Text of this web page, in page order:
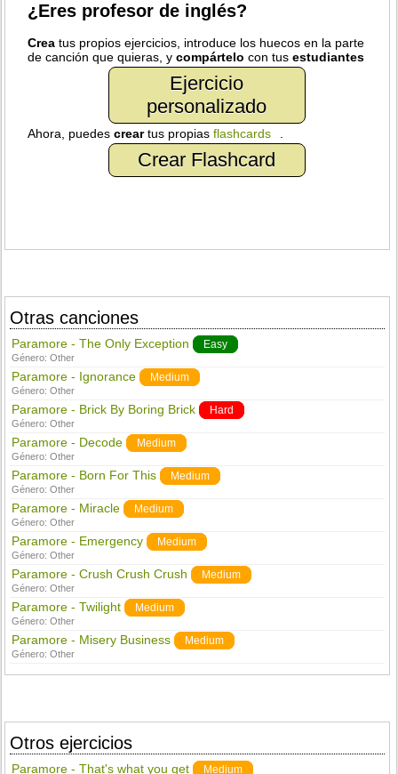
¿Eres profesor de inglés?
Crea tus propios ejercicios, introduce los huecos en la parte
de canción que quieras, ycompártelo con tusestudiantes
Ejercicio
personalizado
Ahora, puedescreartus propiasflashcards
Crear Flashcard
Otras canciones
Paramore - The Only Exception Easy
Género:Other
Paramore - Ignorance Medium
Género:Other
Paramore - Brick By Boring Brick Hard
Género:Other
Paramore - Decode Medium
Género:Other
Paramore - Born For This Medium
Género:Other
Paramore - Miracle Medium
Género:Other
Paramore - Emergency Medium
Género:Other
Paramore - Crush Crush Crush Medium
Género:Other
Paramore - Twilight Medium
Género:Other
Paramore - Misery Business Medium
Género:Other
Otros ejercicios
Paramore - That's what you get Medium